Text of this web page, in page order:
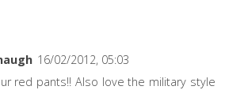
16/02/2012, 05:03
red pants!! Also love the military style